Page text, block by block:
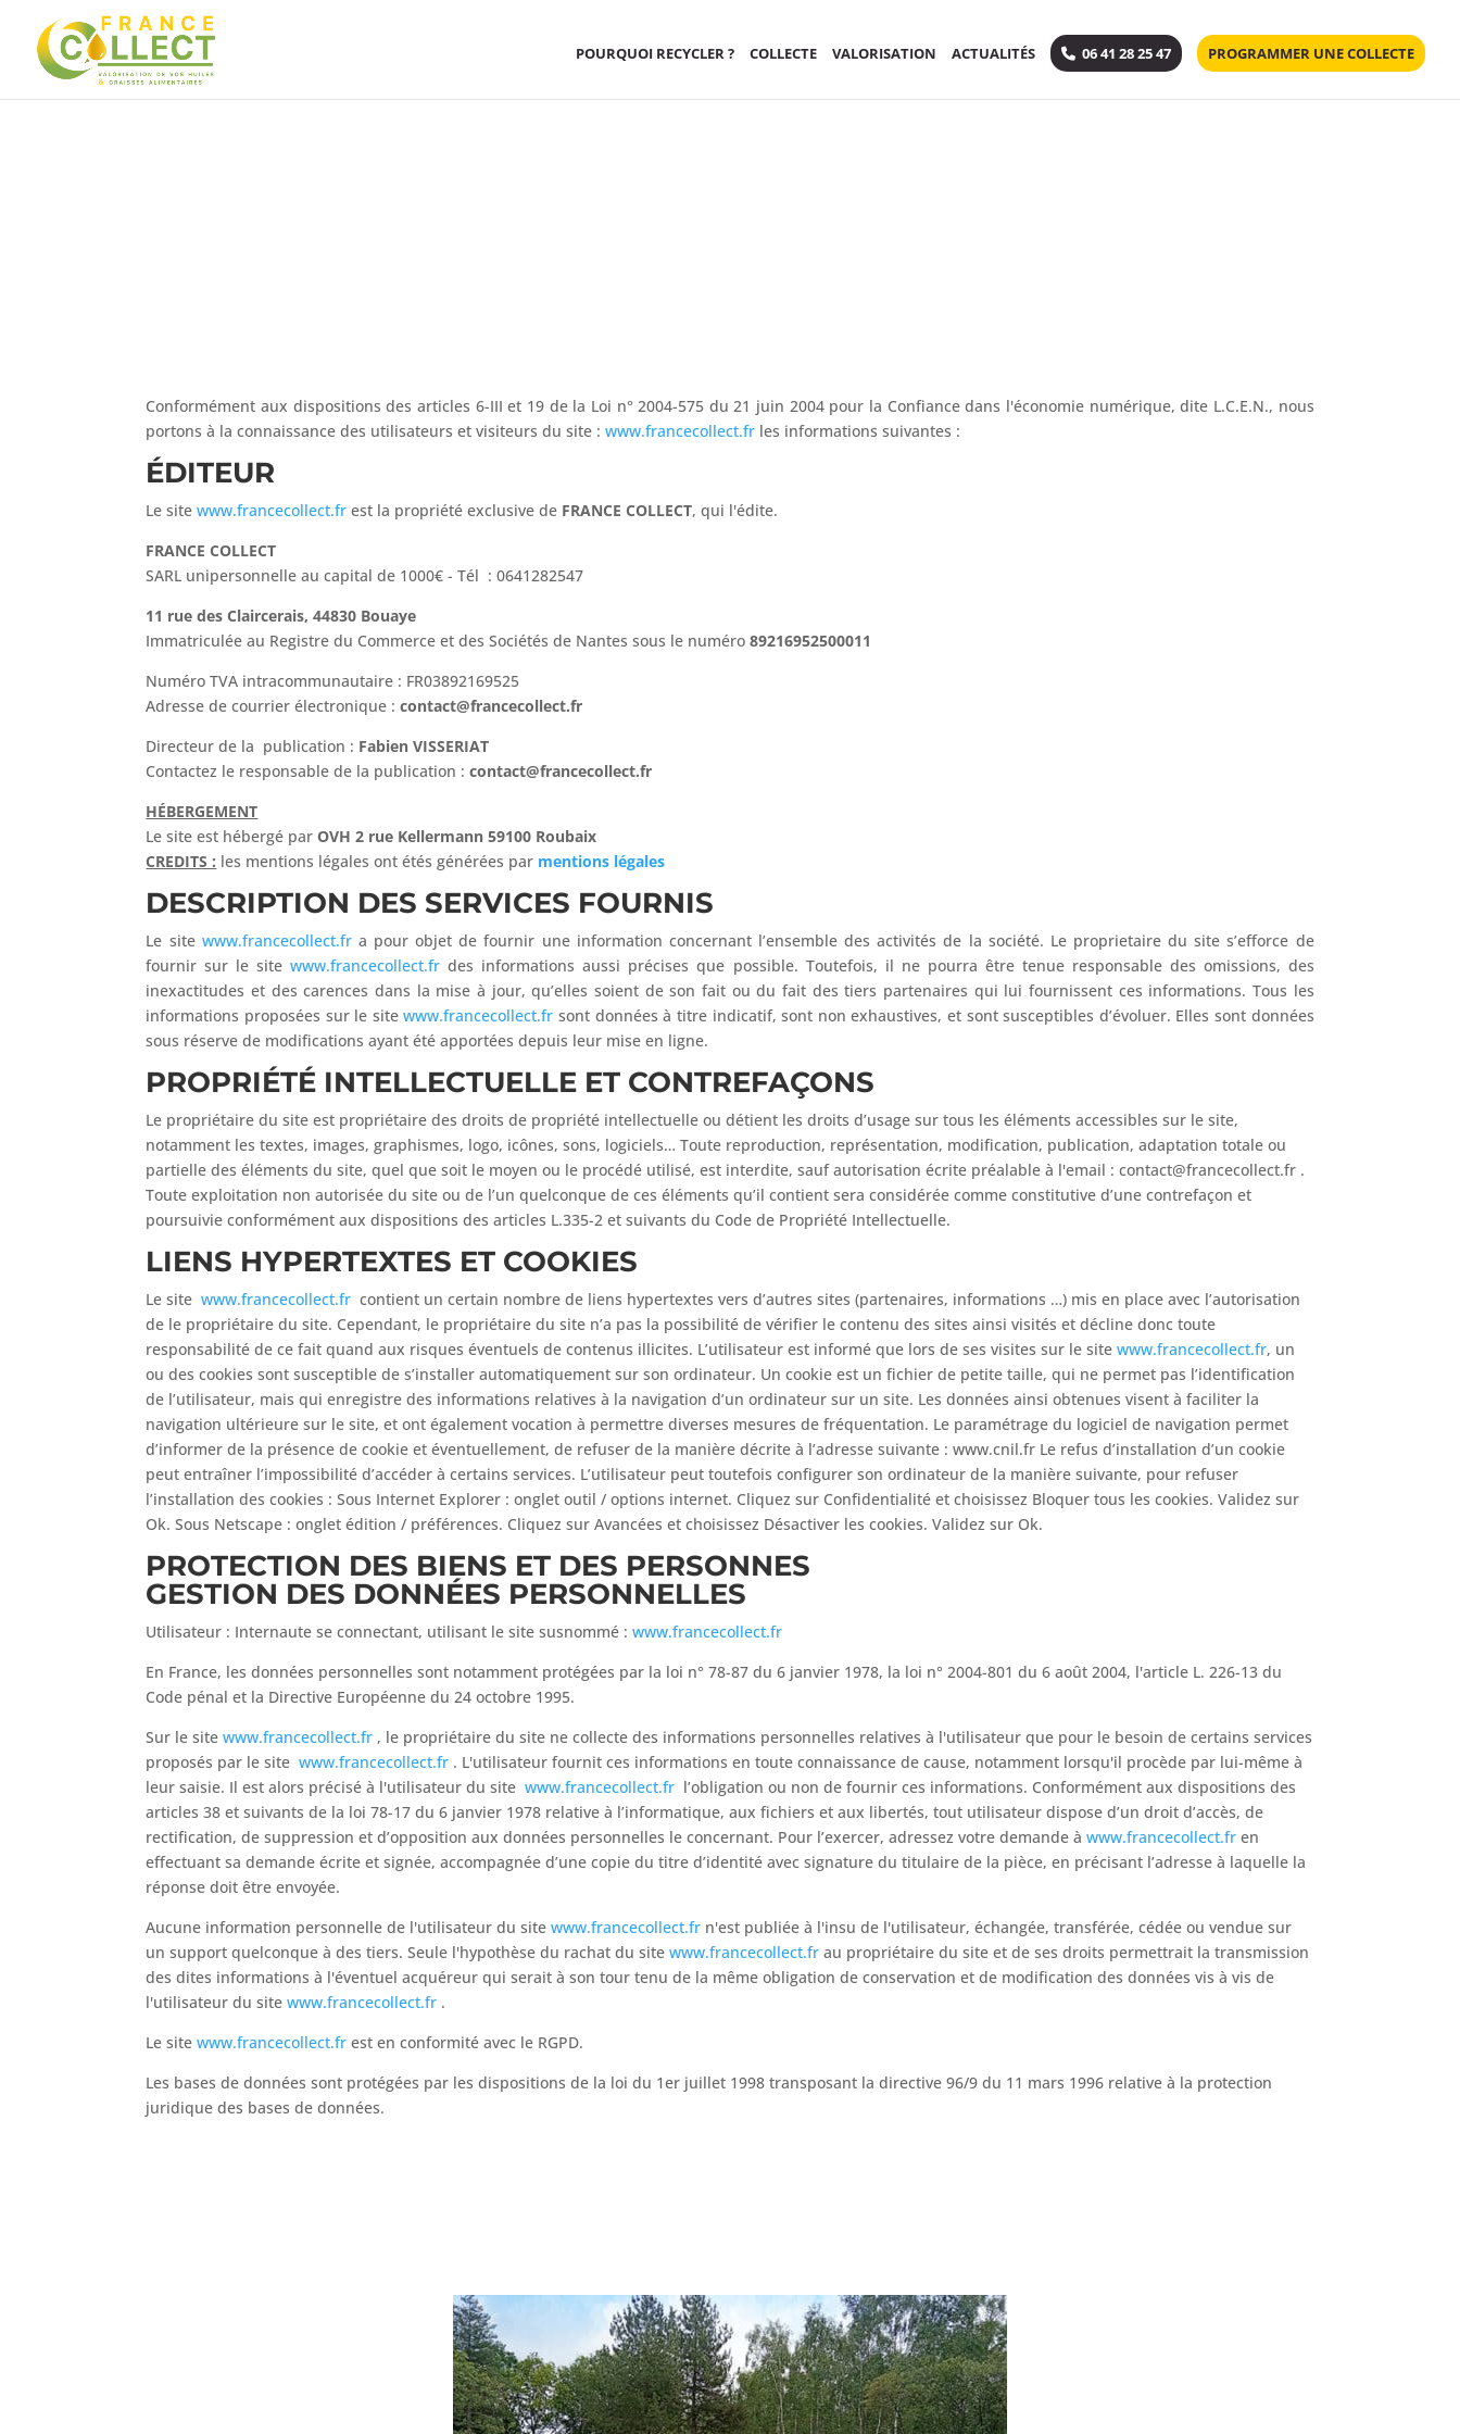
POURQUOI RECYCLER ? COLLECTE VALORISATION ACTUALITÉS 06 41 28 25 47 PROGRAMMER UNE COLLECTE
Conformément aux dispositions des articles 6-III et 19 de la Loi n° 2004-575 du 21 juin 2004 pour la Confiance dans l'économie numérique, dite L.C.E.N., nous
portons à la connaissance des utilisateurs et visiteurs du site :www.francecollect.fr les informations suivantes :
ÉDITEUR
Le sitewww.francecollect.fr est la propriété exclusive de FRANCE COLLECT, qui l'édite.
FRANCE COLLECT
SARL unipersonnelle au capital de 1000€ - Tél : 0641282547
11 rue des Claircerais, 44830 Bouaye
Immatriculée au Registre du Commerce et des Sociétés de Nantes sous le numéro 89216952500011
Numéro TVA intracommunautaire : FR03892169525
Adresse de courrier électronique :contact@francecollect.fr
Directeur de la publication : Fabien VISSERIAT
Contactez le responsable de la publication :contact@francecollect.fr
HÉBERGEMENT
Le site est hébergé parOVH 2 rue Kellermann 59100 Roubaix
CREDITS : les mentions légales ont étés générées par mentions légales
DESCRIPTION DES SERVICES FOURNIS
Le site www.francecollect.fra pour objet de fournir une information concernant l’ensemble des activités de la société. Le proprietaire du site s’efforce de
fournir sur le sitewww.francecollect.fr des informations aussi précises que possible. Toutefois, il ne pourra être tenue responsable des omissions, des
inexactitudes et des carences dans la mise à jour, qu’elles soient de son fait ou du fait des tiers partenaires qui lui fournissent ces informations. Tous les
informations proposées sur le sitewww.francecollect.fr sont données à titre indicatif, sont non exhaustives, et sont susceptibles d’évoluer. Elles sont données
sous réserve de modifications ayant été apportées depuis leur mise en ligne.
PROPRIÉTÉ INTELLECTUELLE ET CONTREFAÇONS
Le propriétaire du site est propriétaire des droits de propriété intellectuelle ou détient les droits d’usage sur tous les éléments accessibles sur le site,
notamment les textes, images, graphismes, logo, icônes, sons, logiciels… Toute reproduction, représentation, modification, publication, adaptation totale ou
partielle des éléments du site, quel que soit le moyen ou le procédé utilisé, est interdite, sauf autorisation écrite préalable à l'email : contact@francecollect.fr .
Toute exploitation non autorisée du site ou de l’un quelconque de ces éléments qu’il contient sera considérée comme constitutive d’une contrefaçon et
poursuivie conformément aux dispositions des articles L.335-2 et suivants du Code de Propriété Intellectuelle.
LIENS HYPERTEXTES ET COOKIES
Le sitewww.francecollect.fr contient un certain nombre de liens hypertextes vers d’autres sites (partenaires, informations …) mis en place avec l’autorisation
de le propriétaire du site. Cependant, le propriétaire du site n’a pas la possibilité de vérifier le contenu des sites ainsi visités et décline donc toute
responsabilité de ce fait quand aux risques éventuels de contenus illicites. L’utilisateur est informé que lors de ses visites sur le sitewww.francecollect.fr, un
ou des cookies sont susceptible de s’installer automatiquement sur son ordinateur. Un cookie est un fichier de petite taille, qui ne permet pas l’identification
de l’utilisateur, mais qui enregistre des informations relatives à la navigation d’un ordinateur sur un site. Les données ainsi obtenues visent à faciliter la
navigation ultérieure sur le site, et ont également vocation à permettre diverses mesures de fréquentation. Le paramétrage du logiciel de navigation permet
d’informer de la présence de cookie et éventuellement, de refuser de la manière décrite à l’adresse suivante : www.cnil.fr Le refus d’installation d’un cookie
peut entraîner l’impossibilité d’accéder à certains services. L’utilisateur peut toutefois configurer son ordinateur de la manière suivante, pour refuser
l’installation des cookies : Sous Internet Explorer : onglet outil / options internet. Cliquez sur Confidentialité et choisissez Bloquer tous les cookies. Validez sur
Ok. Sous Netscape : onglet édition / préférences. Cliquez sur Avancées et choisissez Désactiver les cookies. Validez sur Ok.
PROTECTION DES BIENS ET DES PERSONNES
GESTION DES DONNÉES PERSONNELLES
Utilisateur : Internaute se connectant, utilisant le site susnommé :www.francecollect.fr
En France, les données personnelles sont notamment protégées par la loi n° 78-87 du 6 janvier 1978, la loi n° 2004-801 du 6 août 2004, l'article L. 226-13 du
Code pénal et la Directive Européenne du 24 octobre 1995.
Sur le sitewww.francecollect.fr , le propriétaire du site ne collecte des informations personnelles relatives à l'utilisateur que pour le besoin de certains services
proposés par le sitewww.francecollect.fr . L'utilisateur fournit ces informations en toute connaissance de cause, notamment lorsqu'il procède par lui-même à
leur saisie. Il est alors précisé à l'utilisateur du sitewww.francecollect.fr l’obligation ou non de fournir ces informations. Conformément aux dispositions des
articles 38 et suivants de la loi 78-17 du 6 janvier 1978 relative à l’informatique, aux fichiers et aux libertés, tout utilisateur dispose d’un droit d’accès, de
rectification, de suppression et d’opposition aux données personnelles le concernant. Pour l’exercer, adressez votre demande àwww.francecollect.fr en
effectuant sa demande écrite et signée, accompagnée d’une copie du titre d’identité avec signature du titulaire de la pièce, en précisant l’adresse à laquelle la
réponse doit être envoyée.
Aucune information personnelle de l'utilisateur du sitewww.francecollect.fr n'est publiée à l'insu de l'utilisateur, échangée, transférée, cédée ou vendue sur
un support quelconque à des tiers. Seule l'hypothèse du rachat du sitewww.francecollect.fr au propriétaire du site et de ses droits permettrait la transmission
des dites informations à l'éventuel acquéreur qui serait à son tour tenu de la même obligation de conservation et de modification des données vis à vis de
l'utilisateur du sitewww.francecollect.fr .
Le sitewww.francecollect.fr est en conformité avec le RGPD.
Les bases de données sont protégées par les dispositions de la loi du 1er juillet 1998 transposant la directive 96/9 du 11 mars 1996 relative à la protection
juridique des bases de données.